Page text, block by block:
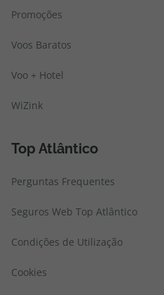
Promoções
Voos Baratos
Voo + Hotel
WiZink
Top Atlântico
Perguntas Frequentes
Seguros Web Top Atlântico
Condições de Utilização
Cookies